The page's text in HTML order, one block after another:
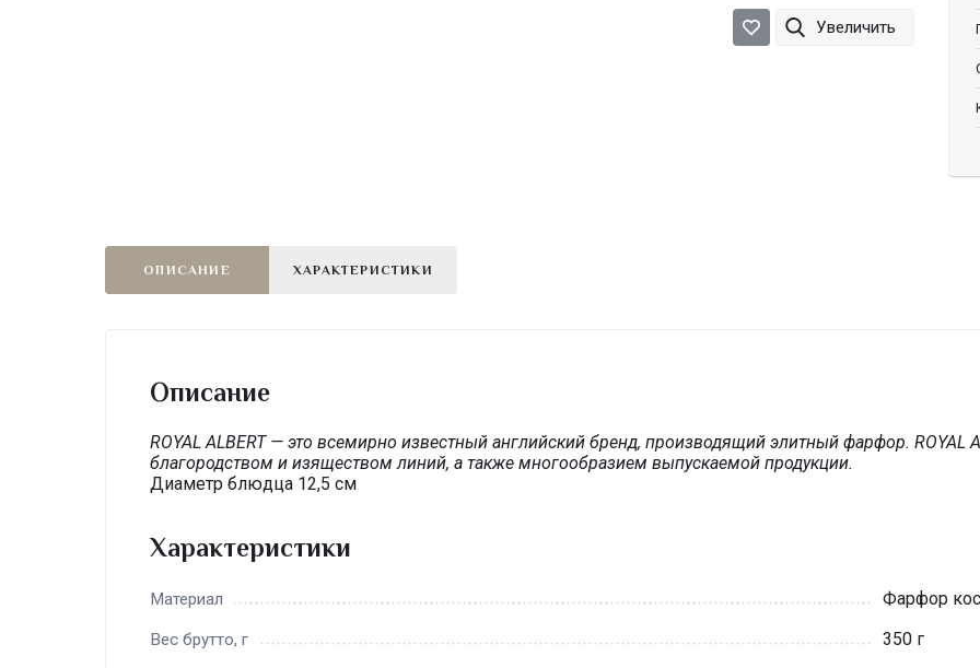
Увеличить
ОПИСАНИЕ ХАРАКТЕРИСТИКИ
Описание
ROYAL ALBERT — это всемирно известный английский бренд, производящий элитный фарфор. ROYAL
благородством и изяществом линий, а также многообразием выпускаемой продукции.
Диаметр блюдца 12,5 см
Характеристики
Материал Фарфор
Вес брутто, г 350 г